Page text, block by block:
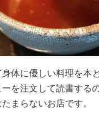
体に優しい料理を本
を注文して読書する
まらないお店です。